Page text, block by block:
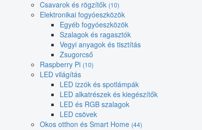
Csavarok és rögzítők (10)
Elektronikai fogyóeszközök
Egyéb fogyóeszközök
Szalagok és ragasztók
Vegyi anyagok és tisztítás
Zsugorcső
Raspberry Pi (10)
LED világítás
LED izzók és spotlámpák
LED alkatrészek és kiegészítők
LED és RGB szalagok
LED csövek
Okos otthon és Smart Home (44)